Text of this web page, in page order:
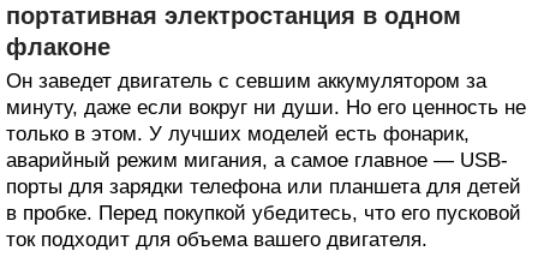
портативная электростанция в одном
флаконе
Он заведет двигатель с севшим аккумулятором за
минуту, даже если вокруг ни души. Но его ценность не
только в этом. У лучших моделей есть фонарик,
аварийный режим мигания, а самое главное — USB-
порты для зарядки телефона или планшета для детей
в пробке. Перед покупкой убедитесь, что его пусковой
ток подходит для объема вашего двигателя.